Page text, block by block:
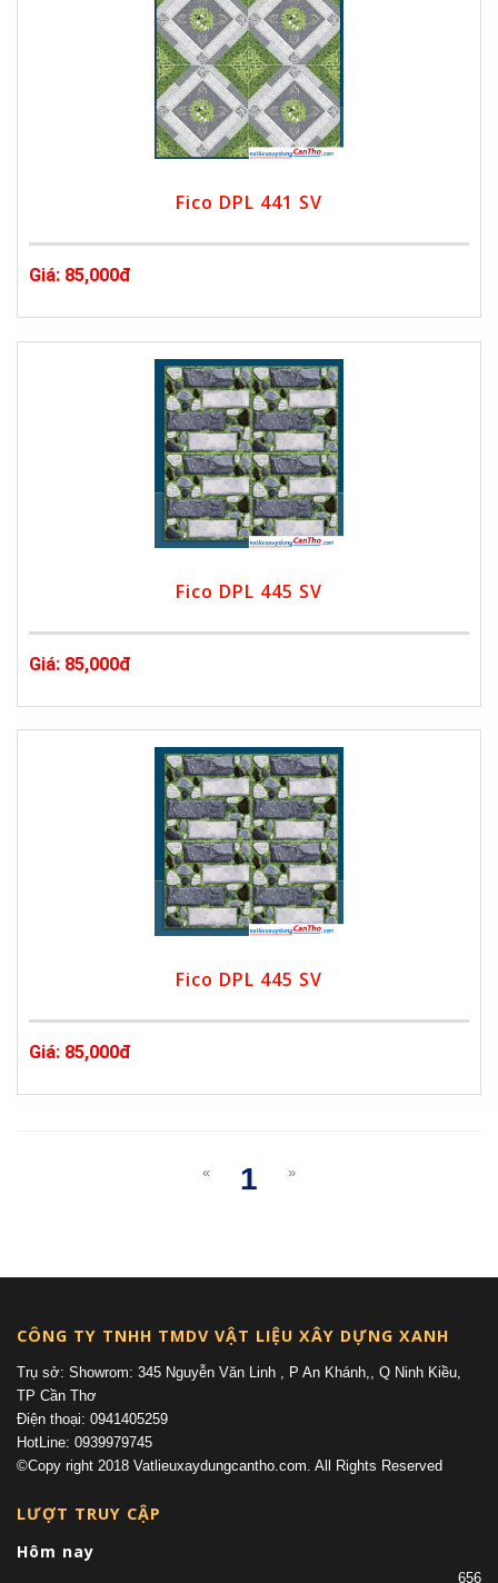
Fico DPL 441 SV
Giá: 85,000đ
Fico DPL 445 SV
Giá: 85,000đ
Fico DPL 445 SV
Giá: 85,000đ
«
1
»
CÔNG TY TNHH TMDV VẬT LIỆU XÂY DỰNG XANH
Trụ sở: Showrom: 345 Nguyễn Văn Linh , P An Khánh,, Q Ninh Kiều,
TP Cần Thơ
Điện thoại: 0941405259
HotLine: 0939979745
©Copy right 2018 Vatlieuxaydungcantho.com. All Rights Reserved
LƯỢT TRUY CẬP
Hôm nay
656